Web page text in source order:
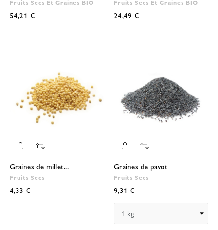
Fruits Secs Et Graines BIO
54,21 €
Fruits Secs Et Graines BIO
24,49 €
Graines de millet...
Fruits Secs
4,33 €
Graines de pavot
Fruits Secs
9,31 €